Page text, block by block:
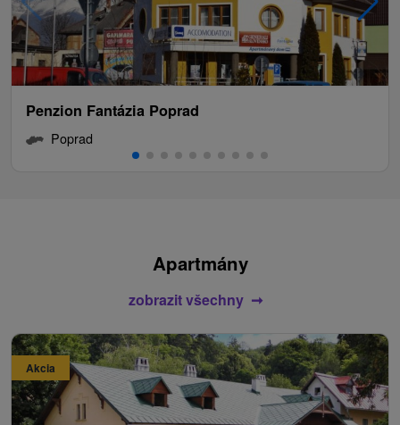
Penzion Fantázia Poprad
Poprad
Apartmány
zobrazit všechny
Akcia